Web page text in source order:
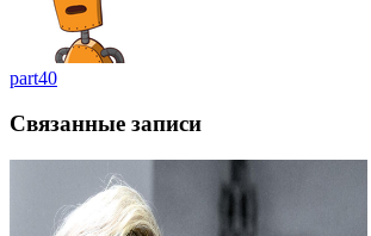
part40
Связанные записи